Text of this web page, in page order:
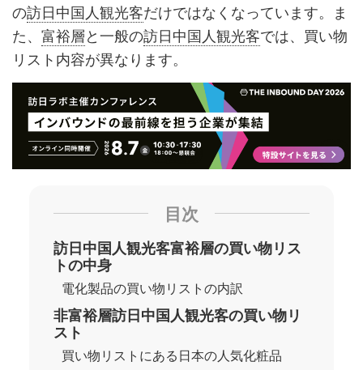
の訪日中国人観光客だけではなくなっています。ま
た、 富裕層と一般の訪日中国人観光客では、買い物
リスト内容が異なります。
目次
訪日中国人観光客富裕層の買い物リス
トの中身
電化製品の買い物リストの内訳
非富裕層訪日中国人観光客の買い物リ
スト
買い物リストにある日本の人気化粧品